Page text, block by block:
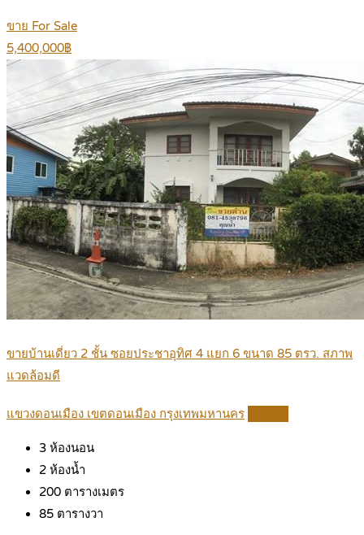
ขาย For Sale
5,400,000฿
ขายบ้านเดี่ยว 2 ชั้น ซอยประชาอุทิศ 4 แยก 6 ขนาด 85 ตรว. สภาพ
แวดล้อมดี
แขวงดอนเมือง เขตดอนเมือง กรุงเทพมหานคร
3 ห้องนอน
2 ห้องน้ำ
200 ตารางเมตร
85 ตารางวา